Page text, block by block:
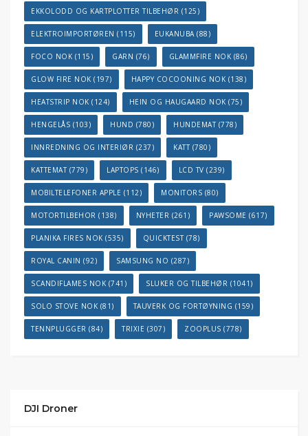
EKKOLODD OG KARTPLOTTER TILBEHØR (125)
ELEKTROIMPORTØREN (115) EUKANUBA(88)
FOCO NOK (115) GARN (76) GLAMMFIRE NOK (86)
GLOW FIRE NOK (197) HAPPY COCOONING NOK (138)
HEATSTRIP NOK (124) HEIN OG HAUGAARD NOK (75)
HENGELÅS (103) HUND (780) HUNDEMAT(778)
INNREDNING OG INTERIØR (237) KATT(780)
KATTEMAT(779) LAPTOPS (146) LCD TV (239)
MOBILTELEFONER APPLE (112) MONITORS (80)
MOTORTILBEHOR (138) NYHETER (261) PAWSOME (617)
PLANIKA FIRES NOK (535) QUICKTEST(78)
ROYAL CANIN (92) SAMSUNG NO (287)
SCANDIFLAMES NOK (741) SLUKER OG TILBEHØR (1041)
SOLO STOVE NOK (81) TAUVERK OG FORTØYNING (159)
TENNPLUGGER (84) TRIXIE (307) ZOOPLUS (778)
DJI Droner